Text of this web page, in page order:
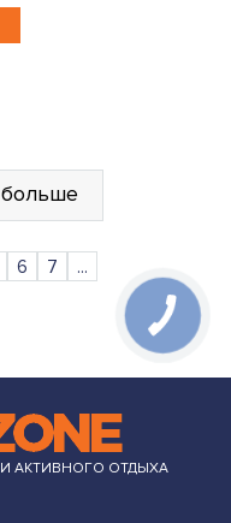
6 7 ...
АКТИВНОГО ОТДЫХА